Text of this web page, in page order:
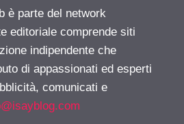
è parte del network
editoriale comprende siti
indipendente che
di appassionati ed esperti
comunicati e